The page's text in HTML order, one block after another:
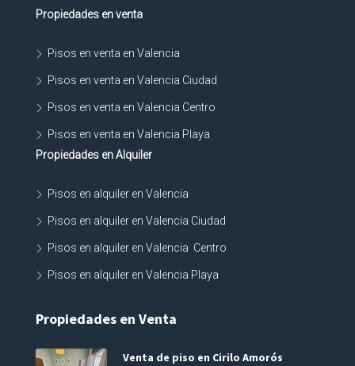
Propiedades en venta
Pisos en venta en Valencia
Pisos en venta en Valencia Ciudad
Pisos en venta en Valencia Centro
Pisos en venta en Valencia Playa
Propiedades en Alquiler
Pisos en alquiler en Valencia
Pisos en alquiler en Valencia Ciudad
Pisos en alquiler en Valencia Centro
Pisos en alquiler en Valencia Playa
Propiedades en Venta
Venta de piso en Cirilo Amorós